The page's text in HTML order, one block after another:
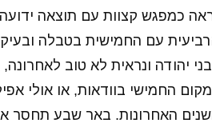
כמפגש קצוות עם תוצאה
עם החמישית בטבלה
יהודה ונראית לא טוב
החמישי בוודאות, או אולי
האחרונות. באר שבע תחסר